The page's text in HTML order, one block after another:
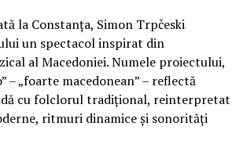
la Constanța, Simon Trpčeski
un spectacol inspirat din
al Macedoniei. Numele proiectului,
– „foarte macedonean” – reflectă
cu folclorul tradițional, reinterpretat
ritmuri dinamice și sonorități